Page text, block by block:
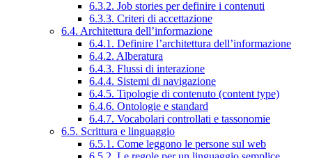
6.3.2. Job stories per definire i contenuti
6.3.3. Criteri di accettazione
6.4. Architettura dell’informazione
6.4.1. Definire l’architettura dell’informazione
6.4.2. Alberatura
6.4.3. Flussi di interazione
6.4.4. Sistemi di navigazione
6.4.5. Tipologie di contenuto (content type)
6.4.6. Ontologie e standard
6.4.7. Vocabolari controllati e tassonomie
6.5. Scrittura e linguaggio
6.5.1. Come leggono le persone sul web